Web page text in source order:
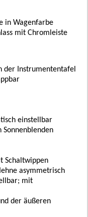
in Wagenfarbe
mit Chromleiste
der Instrumententafel
einstellbar
Sonnenblenden
Schaltwippen
asymmetrisch
mit
der äußeren